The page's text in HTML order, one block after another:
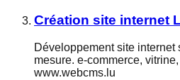
Création site internet
Développement site internet
mesure. e-commerce, vitrine,
www.webcms.lu